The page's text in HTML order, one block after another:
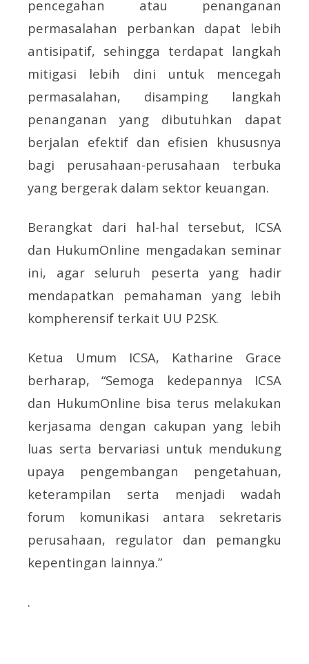
pencegahan atau penanganan
permasalahan perbankan dapat lebih
antisipatif, sehingga terdapat langkah
mitigasi lebih dini untuk mencegah
permasalahan, disamping langkah
penanganan yang dibutuhkan dapat
berjalan efektif dan efisien khususnya
bagi perusahaan-perusahaan terbuka
yang bergerak dalam sektor keuangan.
Berangkat dari hal-hal tersebut, ICSA
dan HukumOnline mengadakan seminar
ini, agar seluruh peserta yang hadir
mendapatkan pemahaman yang lebih
kompherensif terkait UU P2SK.
Ketua Umum ICSA, Katharine Grace
berharap, “Semoga kedepannya ICSA
dan HukumOnline bisa terus melakukan
kerjasama dengan cakupan yang lebih
luas serta bervariasi untuk mendukung
upaya pengembangan pengetahuan,
keterampilan serta menjadi wadah
forum komunikasi antara sekretaris
perusahaan, regulator dan pemangku
kepentingan lainnya.”
.